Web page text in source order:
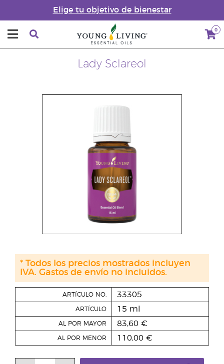
Elige tu objetivo de bienestar
0
Lady Sclareol
ARTÍCULO NO. 33305
ARTÍCULO 15 ml
AL POR MAYOR 83,60 €
AL POR MENOR 110,00 €
* Todos los precios mostrados incluyen
IVA. Gastos de envío no incluidos.